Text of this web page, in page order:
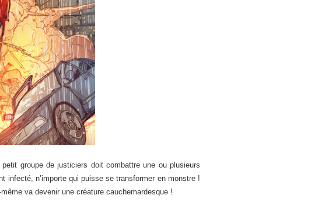
groupe de justiciers doit combattre une ou plusieurs
infecté, n’importe qui puisse se transformer en monstre !
va devenir une créature cauchemardesque !